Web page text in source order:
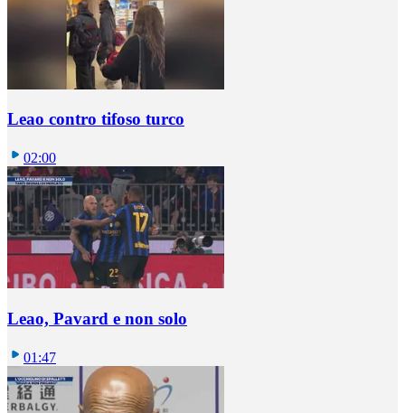
Leao contro tifoso turco
02:00
Leao, Pavard e non solo
01:47